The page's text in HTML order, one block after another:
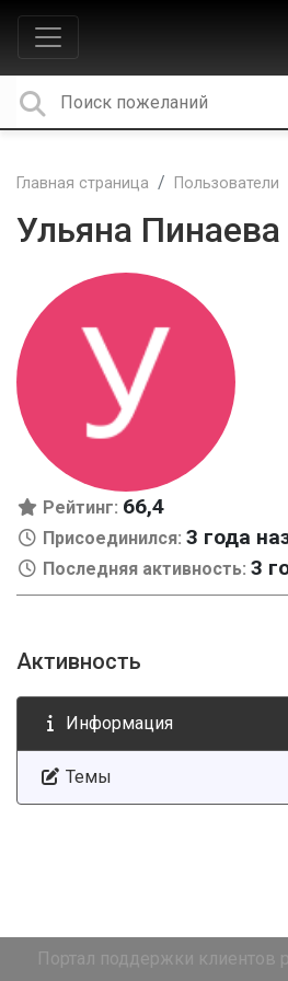
Главная страница Пользователи
Ульяна Пинаева
Рейтинг: 66,4
Присоединился: 3 года
Последняя активность: 3
Активность
Информация
Темы
Портал поддержки клиентов